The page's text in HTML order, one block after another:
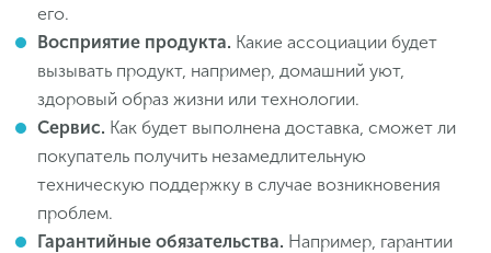
его.
Восприятие продукта. Какие ассоциации будет
вызывать продукт, например, домашний уют,
здоровый образ жизни или технологии.
Сервис. Как будет выполнена доставка, сможет ли
покупатель получить незамедлительную
техническую поддержку в случае возникновения
проблем.
Гарантийные обязательства. Например, гарантии